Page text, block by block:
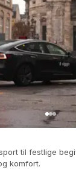
til festlige
komfort.